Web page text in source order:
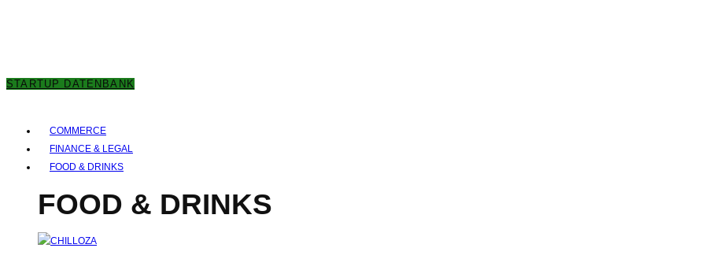
STARTUP DATENBANK
COMMERCE
FINANCE & LEGAL
FOOD & DRINKS
FOOD & DRINKS